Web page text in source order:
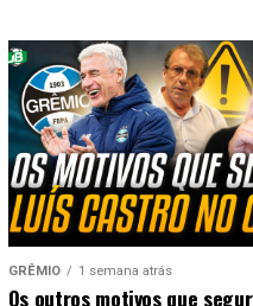
GRÊMIO 1 semana atrás
Os outros motivos que